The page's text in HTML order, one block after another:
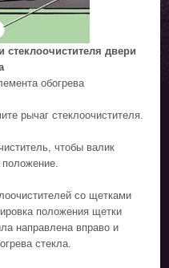
стеклоочистителя двери
обогрева
стеклоочистителя.
чтобы валик
со щетками
положения щетки
направлена вправо и
стекла.